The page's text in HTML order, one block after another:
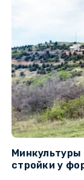
стройки у